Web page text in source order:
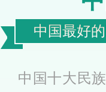
中国最好
中国十大民